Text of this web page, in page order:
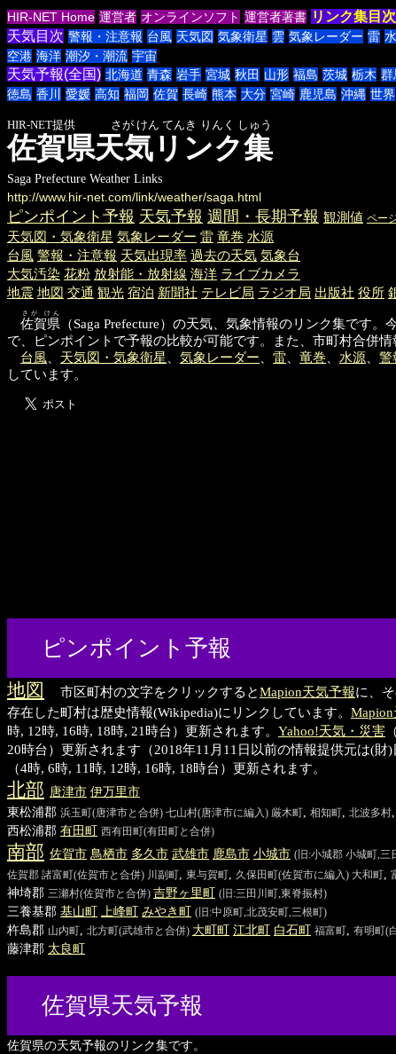
HIR-NET Home 運営者 オンラインソフト 運営者著書 リンク集目次
天気目次 警報・注意報 台風 天気図 気象衛星 雲 気象レーダー 雷
空港 海洋 潮汐・潮流 宇宙
天気予報(全国) 北海道 青森 岩手 宮城 秋田 山形 福島 茨城 栃木 群
徳島 香川 愛媛 高知 福岡 佐賀 長崎 熊本 大分 宮崎 鹿児島 沖縄 世界
佐賀県天気リンク集
HIR-NET提供 さが けん てんき りんく しゅう
Saga Prefecture Weather Links
http://www.hir-net.com/link/weather/saga.html
ピンポイント予報 天気予報 週間・長期予報 観測値 ペー
天気図・気象衛星 気象レーダー 雷 竜巻 水源
台風 警報・注意報 天気出現率 過去の天気 気象台
大気汚染 花粉 放射能・放射線 海洋 ライブカメラ
地震 地図 交通 観光 宿泊 新聞社 テレビ局 ラジオ局 出版社 役所
佐賀県
さが けん
（Saga Prefecture）の天気、気象情報のリンク集です
で、ピンポイントで予報の比較が可能です。また、市町村合併
台風、 天気図・気象衛星 、 気象レーダー、 雷、 竜巻、 水源、 警
しています。
ピンポイント予報
地図 市区町村の文字をクリックするとMapion天気予報に、
存在した町村は歴史情報(Wikipedia)にリンクしています。
時, 12時, 16時, 18時, 21時台）更新されます。 Yahoo!天気・災害
20時台）更新されます（2018年11月11日以前の情報提供元は(財)
（4時, 6時, 11時, 12時, 16時, 18時台）更新されます。
北部 唐津市 伊万里市
東松浦郡 浜玉町(唐津市と合併) 七山村(唐津市に編入) 厳木町 相知町 北波多村
西松浦郡 有田町 西有田町(有田町と合併)
南部 佐賀市 鳥栖市 多久市 武雄市 鹿島市 小城市 (旧:小城郡 小城町,三
佐賀郡 諸富町(佐賀市と合併) 川副町 東与賀町 久保田町(佐賀市に編入) 大和町
神埼郡 三瀬村(佐賀市と合併) 吉野ヶ里町 (旧:三田川町,東脊振村)
三養基郡 基山町 上峰町 みやき町 (旧:中原町,北茂安町,三根町)
杵島郡 山内町 北方町(武雄市と合併) 大町町 江北町 白石町 福富町 有明町(
藤津郡 太良町
佐賀県天気予報
佐賀県の天気予報のリンク集です。